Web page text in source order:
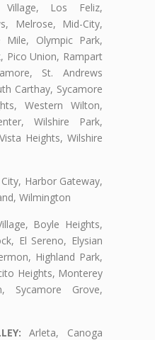
Village, Los Feliz,
Melrose, Mid-City,
Mile, Olympic Park,
Pico Union, Rampart
St. Andrews
Carthay, Sycamore
Western Wilton,
Wilshire Park,
Heights, Wilshire
Harbor Gateway,
Wilmington
Boyle Heights,
El Sereno, Elysian
Highland Park,
Heights, Monterey
Sycamore Grove,
Arleta, Canoga